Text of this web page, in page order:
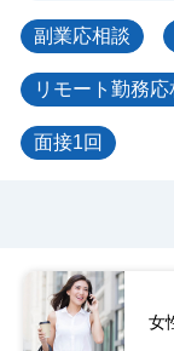
副業応相談
リモート勤務応
面接1回
女